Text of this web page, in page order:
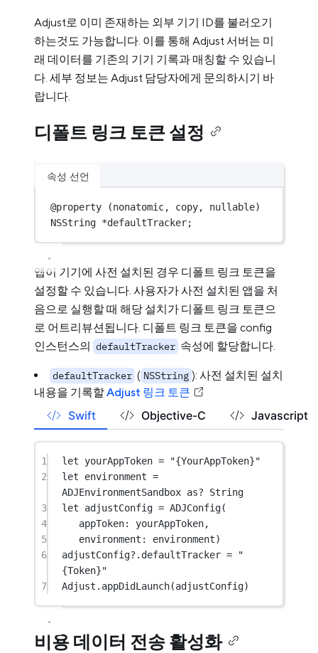
Adjust로 이미 존재하는 외부 기기 ID를 불러오기
하는것도 가능합니다. 이를 통해 Adjust 서버는 미
래 데이터를 기존의 기기 기록과 매칭할 수 있습니
다. 세부 정보는 Adjust 담당자에게 문의하시기 바
랍니다.
디폴트 링크 토큰 설정
속성 선언
@property
NSString *defaultTracker;
앱이 기기에 사전 설치된 경우 디폴트 링크 토큰을
설정할 수 있습니다. 사용자가 사전 설치된 앱을 처
음으로 실행할 때 해당 설치가 디폴트 링크 토큰으
로 어트리뷰션됩니다. 디폴트 링크 토큰을 config
인스턴스의 defaultTracker 속성에 할당합니다.
defaultTracker ( NSString ): 사전 설치된 설치
내용을 기록할Adjust 링크 토큰
Swift Objective-C Javascript
1 let yourAppToken =
"{YourAppToken}"
2
let environment =
ADJEnvironmentSandbox as?
String
3
let adjustConfig = ADJConfig(
4
appToken: yourAppToken,
5
environment : environment)
6
adjustConfig? .defaultTracker =
"
{Token}"
7
Adjust. appDidLaunch(adjustConfig)
비용 데이터 전송 활성화